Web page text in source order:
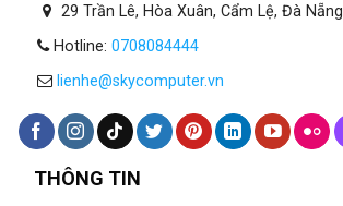
29 Trần Lê, Hòa Xuân, Cẩm Lệ, Đà Nẵng
Hotline: 0708084444
lienhe@skycomputer.vn
THÔNG TIN